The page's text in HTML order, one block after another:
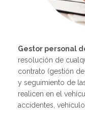
Gestor personal
resolución de
contrato (gestión
y seguimiento de
realicen en el
accidentes,